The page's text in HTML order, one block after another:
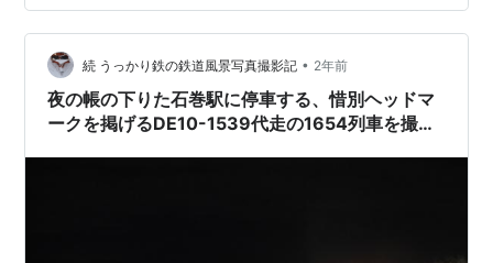
０１０年３月に移転してきました。新庁舎を新たにつく
るより、コストカットになるという考え方をもつ自治体
でした。 映画館があったところは、市議会の…
続 うっかり鉄の鉄道風景写真撮影記 • 2年前
夜の帳の下りた石巻駅に停車する、惜別ヘッドマ
ークを掲げるDE10-1539代走の1654列車を撮